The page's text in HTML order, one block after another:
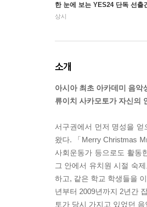
한 눈에 보는 YES24 단독 선출
상시
소개
아시아 최초 아카데미 음악
류이치 사카모토가 자신의
서구권에서 먼저 명성을
왔다. 「Merry Christmas
사회운동가 등으로도 활동
그 안에서 유치원 시절 숙
하고, 같은 학교 학생들을
년부터 2009년까지 2년간
토가 당시 가지고 있었던